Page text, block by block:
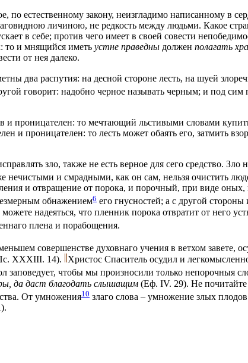
по естественному закону, неизгладимо написанному в
личиною, не редкость между людьми. Какое
в себе; против чего имеет в своей совести
то и мнящийся иметь устне праведны должен полагать
от нея далеко.
два распутия: на десной стороне лесть, на шуей
говорит: надобно черное называть черным; и под сим
проницателен: то мечтающий льстивыми словами
и проницателен: то лесть может обаять его, затмить
зло, также не есть верное для сего средство.
нечистыми и смрадными, как он сам, нельзя очистить
и отвращение от порока, и порочный, при виде
обнажением6 его гнусностей; а с другой
можете надеяться, что пленник порока отвратит от
плена и порабощения.
совершенстве духовнаго учения в ветхом завете,
XXXIII. 14). Христос Спаситель осудил и
чтобы мы произносили только непорочныя
да даст благодать слышащим (Еф. IV. 29). Не
От умножения10 злаго слова – умножение злых